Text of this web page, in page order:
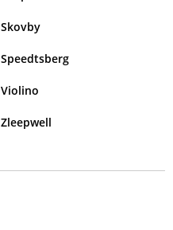
Skovby
Speedtsberg
Violino
Zleepwell